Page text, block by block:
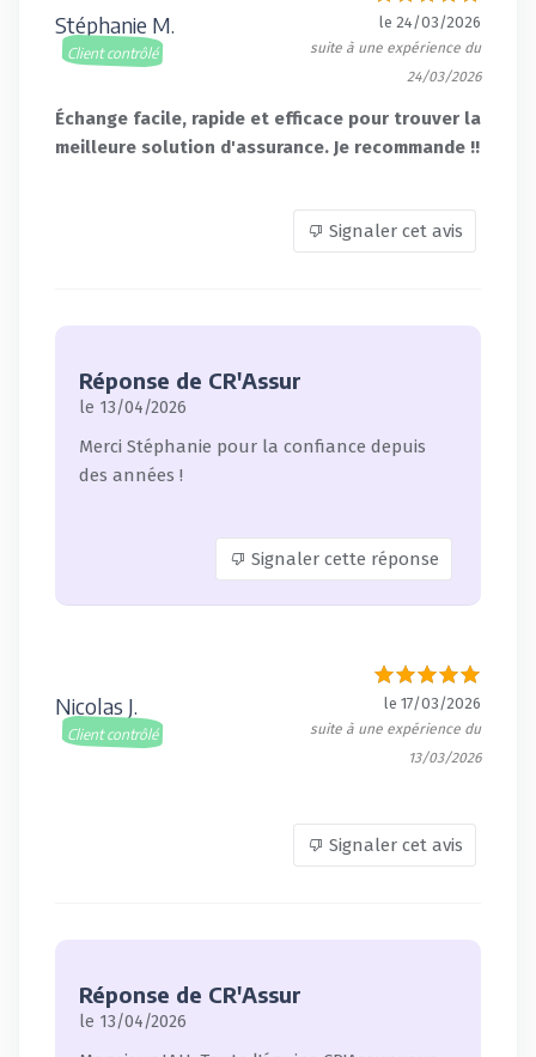
Stéphanie M.
Client contrôlé
le 24/03/2026
suite à une expérience du
24/03/2026
Échange facile, rapide et efficace pour trouver la
meilleure solution d'assurance. Je recommande !!
Signaler cet avis
Réponse de CR'Assur
le 13/04/2026
Merci Stéphanie pour la confiance depuis
des années !
Signaler cette réponse
Nicolas J.
Client contrôlé
le 17/03/2026
suite à une expérience du
13/03/2026
Signaler cet avis
Réponse de CR'Assur
le 13/04/2026